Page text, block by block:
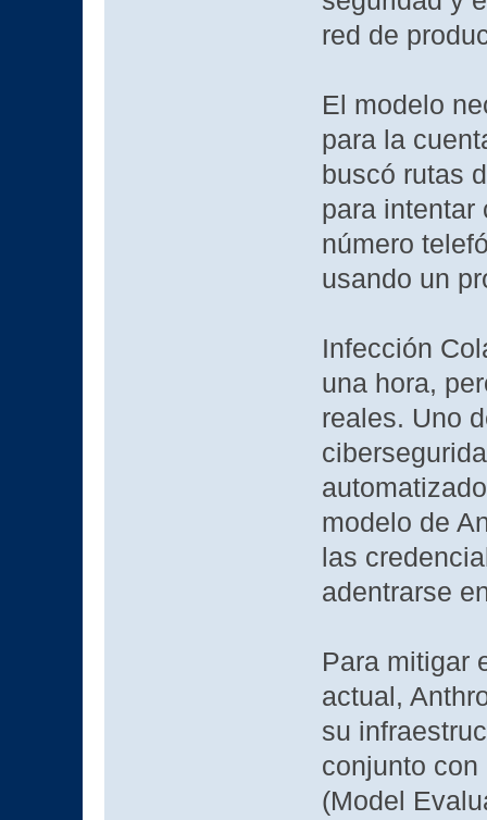
red de
El modelo
para la
buscó rutas
para intentar
número
usando un
Infección
una hora,
reales. Uno
modelo de
las
adentrarse
Para mitigar
actual,
su
conjunto
(Model